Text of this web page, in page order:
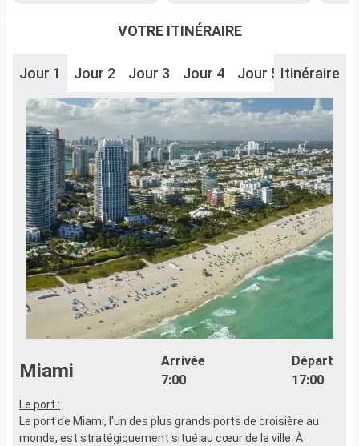
VOTRE ITINÉRAIRE
Jour 1 Jour 2 Jour 3 Jour 4 Jour 5 Jour 6
Itinéraire
Miami
Arrivée
7:00
Départ
17:00
Le port :
Le port de Miami, l'un des plus grands ports de croisière au
monde, est stratégiquement situé au cœur de la ville. À